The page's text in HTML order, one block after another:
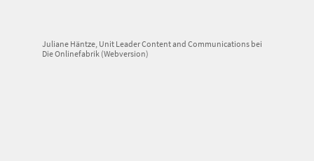
Juliane Häntze, Unit Leader Content and Communications bei
Die Onlinefabrik (Webversion)